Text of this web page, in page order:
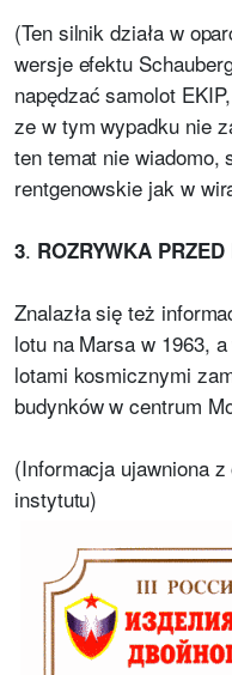
(Ten silnik działa w
wersje efektu
napędzać samolot
ze w tym wypadku nie
ten temat nie wiadomo,
rentgenowskie jak w
3. ROZRYWKA
Znalazła się też
lotu na Marsa w 1963,
lotami kosmicznymi
budynków w centrum
(Informacja ujawniona
instytutu)